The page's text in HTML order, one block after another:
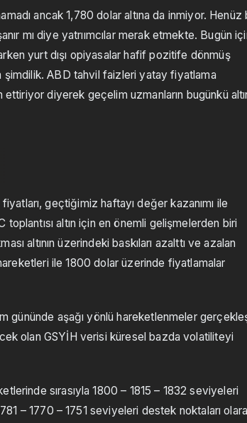
ancak 1,780 dolar altına da inmiyor. Henüz
mı diye yatrıımcılar merak etmekte. Bugün
yurt dışı opiyasalar hafif pozitife dönmüş
şimdilik. ABD tahvil faizleri yatay fiyatlama
diyerek geçelim uzmanların bugünkü
geçtiğimiz haftayı değer kazanımı ile
altın için en önemli gelişmelerden biri
altının üzerindeki baskıları azalttı ve azalan
ile 1800 dolar üzerinde fiyatlamalar
gününde aşağı yönlü hareketlenmeler
olan GSYİH verisi küresel bazda volatiliteyi
sırasıyla 1800 – 1815 – 1832 seviyeleri
– 1770 – 1751 seviyeleri destek noktaları